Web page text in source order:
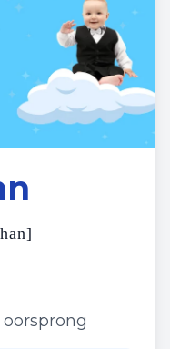
]